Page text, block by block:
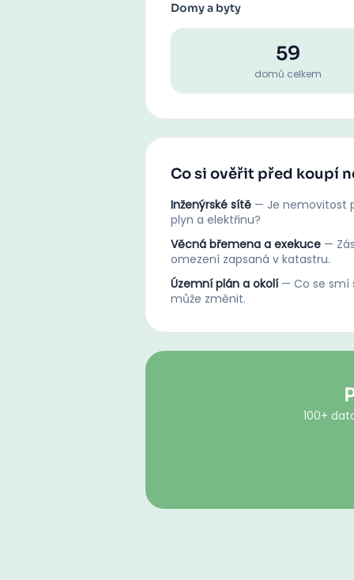
Domy a byty
59
domů celkem
Co si ověřit před koupí
Inženýrské sítě — Je nemovitost
plyn a elektřinu?
Věcná břemena a exekuce —
omezení zapsaná v katastru.
Územní plán a okolí — Co se smí
může změnit.
100+